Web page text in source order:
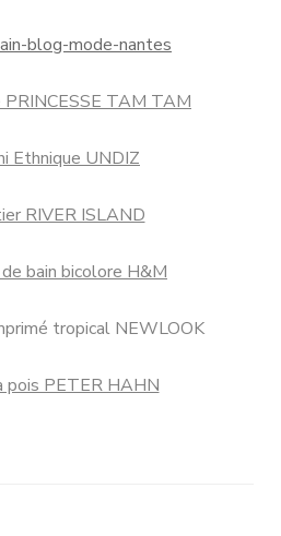
PRINCESSE TAM TAM
Ethnique UNDIZ
RIVER ISLAND
bain bicolore H&M
tropical NEWLOOK
pois PETER HAHN